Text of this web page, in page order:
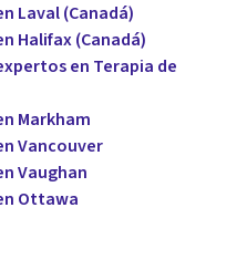
Laval (Canadá)
Halifax (Canadá)
en Terapia de
Markham
Vancouver
Vaughan
Ottawa